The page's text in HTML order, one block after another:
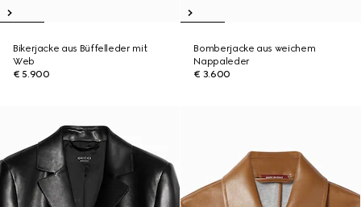
Bikerjacke aus Büffelleder mit
Web
€ 5.900
Bomberjacke aus weichem
Nappaleder
€ 3.600